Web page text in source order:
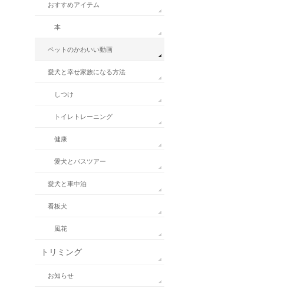
おすすめアイテム
本
ペットのかわいい動画
愛犬と幸せ家族になる方法
しつけ
トイレトレーニング
健康
愛犬とバスツアー
愛犬と車中泊
看板犬
風花
トリミング
お知らせ